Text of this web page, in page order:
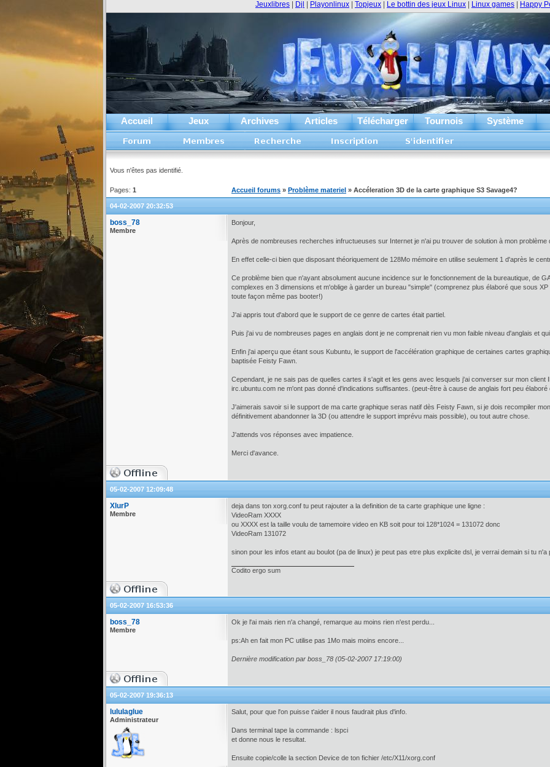
Accueil Jeux Archives Articles Télécharger Tournois Système
Jeuxlibres Djl Playonlinux Topjeux Le bottin des jeux Linux Linux games Happy
Vous n'êtes pas identifié.
Pages: 1 Accueil forums » Problème materiel » Accéleration 3D de la carte graphique S3 Savage4?
04-02-2007 20:32:53
boss_78
Membre
Bonjour,
Après de nombreuses recherches infructueuses sur Internet je n'ai pu trouver de solution à mon problème
En effet celle-ci bien que disposant théoriquement de 128Mo mémoire en utilise seulement 1 d'après le
Ce problème bien que n'ayant absolument aucune incidence sur le fonctionnement de la bureautique, de
complexes en 3 dimensions et m'oblige à garder un bureau "simple" (comprenez plus élaboré que sous
toute façon même pas booter!)
J'ai appris tout d'abord que le support de ce genre de cartes était partiel.
Puis j'ai vu de nombreuses pages en anglais dont je ne comprenait rien vu mon faible niveau d'anglais et
Enfin j'ai aperçu que étant sous Kubuntu, le support de l'accélération graphique de certaines cartes
baptisée Feisty Fawn.
Cependant, je ne sais pas de quelles cartes il s'agit et les gens avec lesquels j'ai converser sur mon
irc.ubuntu.com ne m'ont pas donné d'indications suffisantes. (peut-être à cause de anglais fort peu élaboré
J'aimerais savoir si le support de ma carte graphique seras natif dès Feisty Fawn, si je dois recompiler
définitivement abandonner la 3D (ou attendre le support imprévu mais possible), ou tout autre chose.
J'attends vos réponses avec impatience.
Merci d'avance.
05-02-2007 12:09:48
XlurP
Membre
deja dans ton xorg.conf tu peut rajouter a la definition de ta carte graphique une ligne :
VideoRam XXXX
ou XXXX est la taille voulu de tamemoire video en KB soit pour toi 128*1024 = 131072 donc
VideoRam 131072
sinon pour les infos etant au boulot (pa de linux) je peut pas etre plus explicite dsl, je verrai demain si tu n'a
Codito ergo sum
05-02-2007 16:53:36
boss_78
Membre
Ok je l'ai mais rien n'a changé, remarque au moins rien n'est perdu...
ps:Ah en fait mon PC utilise pas 1Mo mais moins encore...
Dernière modification par boss_78 (05-02-2007 17:19:00)
05-02-2007 19:36:13
lululaglue
Administrateur
Salut, pour que l'on puisse t'aider il nous faudrait plus d'info.
Dans terminal tape la commande : lspci
et donne nous le resultat.
Ensuite copie/colle la section Device de ton fichier /etc/X11/xorg.conf